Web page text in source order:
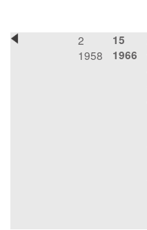
2
1958
15
1966